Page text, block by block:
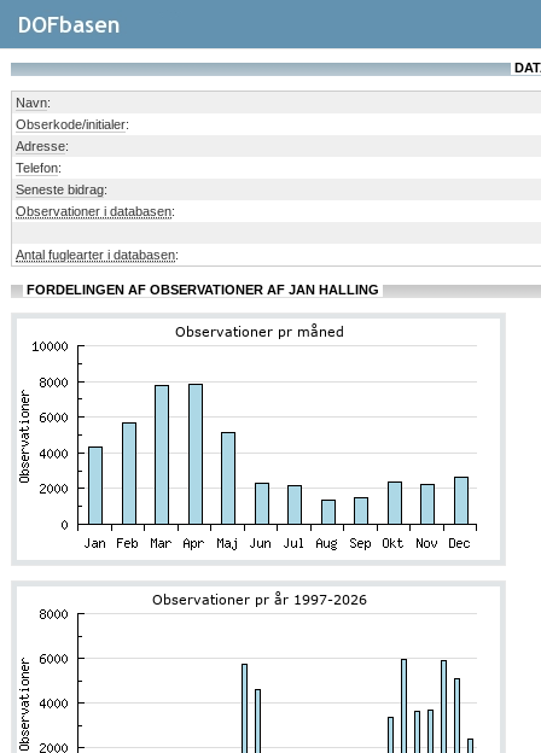
Navn:
Obserkode/initialer:
Adresse:
Telefon:
Seneste bidrag:
Observationer i databasen:
Antal fuglearter i databasen:
FORDELINGEN AF OBSERVATIONER AF JAN HALLING